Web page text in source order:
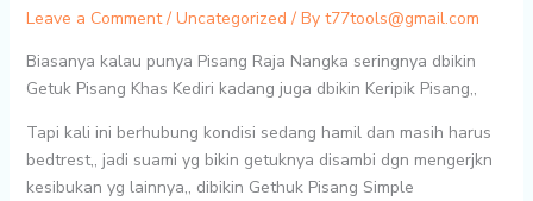
Leave a Comment / Uncategorized / By t77tools@gmail.com
Biasanya kalau punya Pisang Raja Nangka seringnya dbikin
Getuk Pisang Khas Kediri kadang juga dbikin Keripik Pisang,,
Tapi kali ini berhubung kondisi sedang hamil dan masih harus
bedtrest,, jadi suami yg bikin getuknya disambi dgn mengerjkn
kesibukan yg lainnya,, dibikin Gethuk Pisang Simple